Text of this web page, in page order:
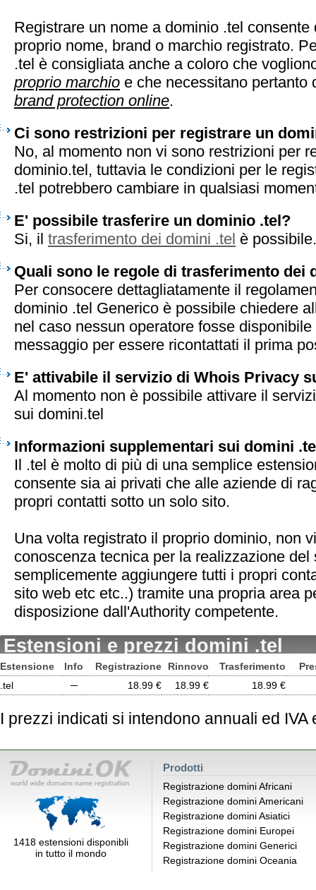
Registrare un nome a dominio .tel consente
proprio nome, brand o marchio registrato.
.tel è consigliata anche a coloro che
proprio marchio e che necessitano pertanto
brand protection online.
Ci sono restrizioni per registrare un
No, al momento non vi sono restrizioni per
dominio.tel, tuttavia le condizioni per le
.tel potrebbero cambiare in qualsiasi
E' possibile trasferire un dominio .tel?
Si, il trasferimento dei domini .tel è possibile.
Quali sono le regole di trasferimento dei
Per consocere dettagliatamente il
dominio .tel Generico è possibile chiedere
nel caso nessun operatore fosse
messaggio per essere ricontattati il prima
E' attivabile il servizio di Whois Privacy
Al momento non è possibile attivare il
sui domini.tel
Informazioni supplementari sui domini
Il .tel è molto di più di una semplice
consente sia ai privati che alle aziende di
propri contatti sotto un solo sito.
Una volta registrato il proprio dominio, non
conoscenza tecnica per la realizzazione del
semplicemente aggiungere tutti i propri
sito web etc etc..) tramite una propria area
disposizione dall'Authority competente.
Estensioni e prezzi domini .tel
Estensione Info Registrazione Rinnovo Trasferimento
.tel
─ 18.99 € 18.99 € 18.99 €
I prezzi indicati si intendono annuali ed IVA
1418 estensioni disponibli
in tutto il mondo
Prodotti
Registrazione domini Africani
Registrazione domini Americani
Registrazione domini Asiatici
Registrazione domini Europei
Registrazione domini Generici
Registrazione domini Oceania